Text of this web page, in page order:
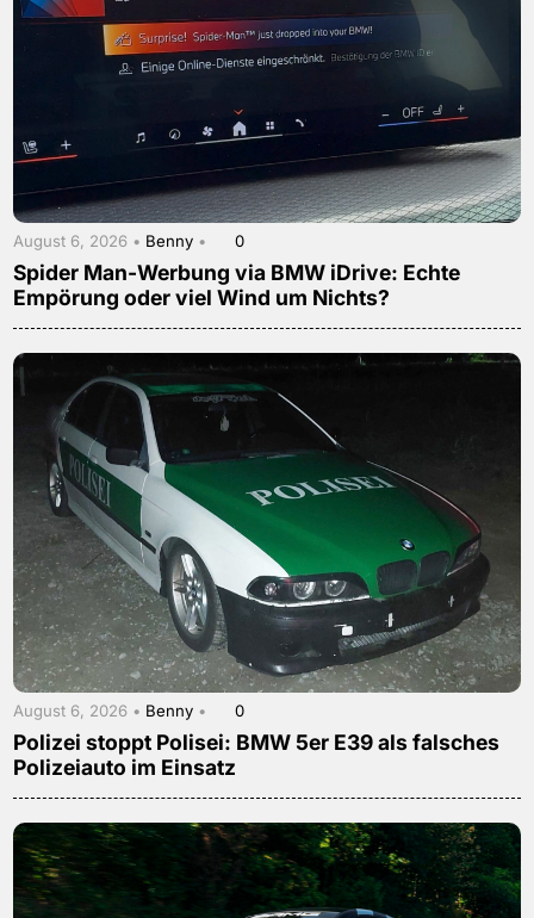
August 6, 2026 • Benny • 0
Spider Man-Werbung via BMW iDrive: Echte
Empörung oder viel Wind um Nichts?
August 6, 2026 • Benny • 0
Polizei stoppt Polisei: BMW 5er E39 als falsches
Polizeiauto im Einsatz